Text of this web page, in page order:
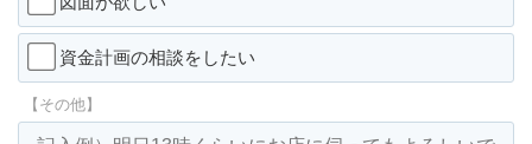
資金計画の相談をしたい
【その他】